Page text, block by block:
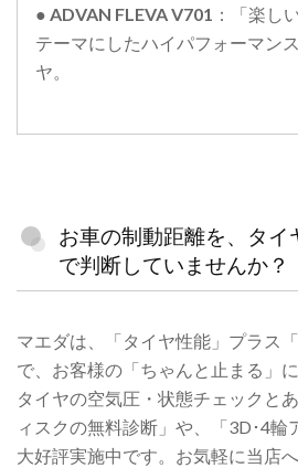
● ADVAN FLEVA V701 ：「楽し
テーマにしたハイパフォーマン
ヤ。
お車の制動距離を、タイ
で判断していませんか？
マエダは、「タイヤ性能」プラス
で、お客様の「ちゃんと止まる」
タイヤの空気圧・状態チェックと
ィスクの無料診断」や、「3D･4輪
大好評実施中です。お気軽に当店